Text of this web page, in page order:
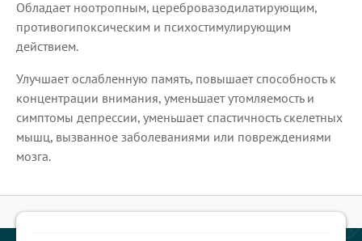
Обладает ноотропным, церебровазодилатирующим,
противогипоксическим и психостимулирующим
действием.
Улучшает ослабленную память, повышает способность к
концентрации внимания, уменьшает утомляемость и
симптомы депрессии, уменьшает спастичность скелетных
мышц, вызванное заболеваниями или повреждениями
мозга.